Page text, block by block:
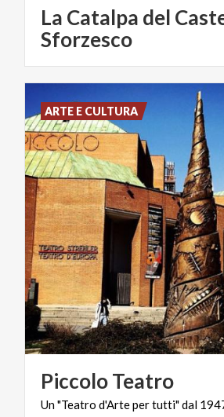
La Catalpa del
Sforzesco
PiccoloTeatro
Un"Teatro d'Artepertutti"dal
ARTE E CULTURA